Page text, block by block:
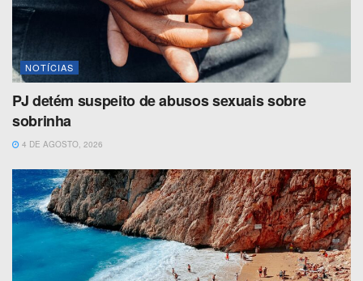
NOTÍCIAS
PJ detém suspeito de abusos sexuais sobre
sobrinha
4 DE AGOSTO, 2026